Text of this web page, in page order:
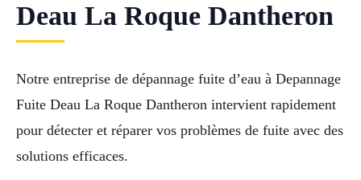
Deau La Roque Dantheron
Notre entreprise de dépannage fuite d’eau à Depannage
Fuite Deau La Roque Dantheron intervient rapidement
pour détecter et réparer vos problèmes de fuite avec des
solutions efficaces.